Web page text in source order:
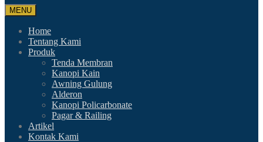
MENU
Home
Tentang Kami
Produk
Tenda Membran
Kanopi Kain
Awning Gulung
Alderon
Kanopi Policarbonate
Pagar & Railing
Artikel
Kontak Kami